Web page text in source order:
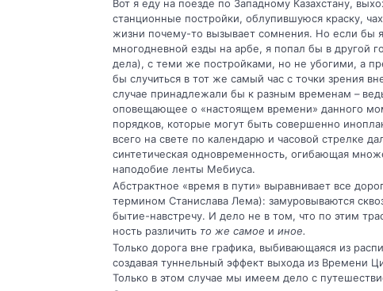
Вот я еду на поезде по Западному Казах­стану,
станционные постройки, облу­пившуюся краску,
жизни почему-то вызывает сомнения. Но если бы
многодневной езды на арбе, я попал бы в другой
дела), с теми же постройками, но не убогими, а
бы случиться в тот же самый час с точ­ки зрения
случае принадлежали бы к разным временам –
оповещающее о «настоящем времени» данного
порядков, которые могут быть совершенно
всего на свете по календарю и часовой стрелке
синтетическая одно­временность, огибающая
наподо­бие ленты Мебиуса.
Абстрактное «время в пути» выравнивает все
термином Станислава Лема): замуровываются
бытие-навстречу. И дело не в том, что по этим
ность различить то же самое и иное.
Только дорога вне графика, выбивающая­ся из
создавая туннельный эф­фект выхода из Времени
Только в этом случае мы имеем дело с